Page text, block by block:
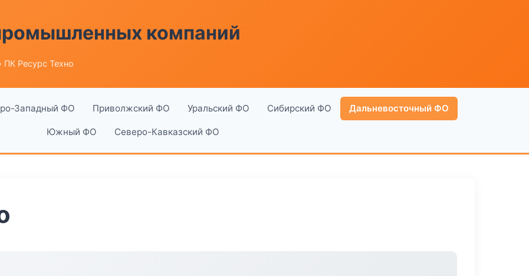
компаний
ПК Ресурс Техно
Западный ФО Приволжский ФО Уральский ФО Сибирский ФО Дальневосточный ФО
Южный ФО Северо-Кавказский ФО